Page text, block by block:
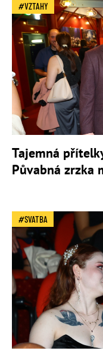
VZTAHY
Tajemná
Půvabná zrzka
SVATBA